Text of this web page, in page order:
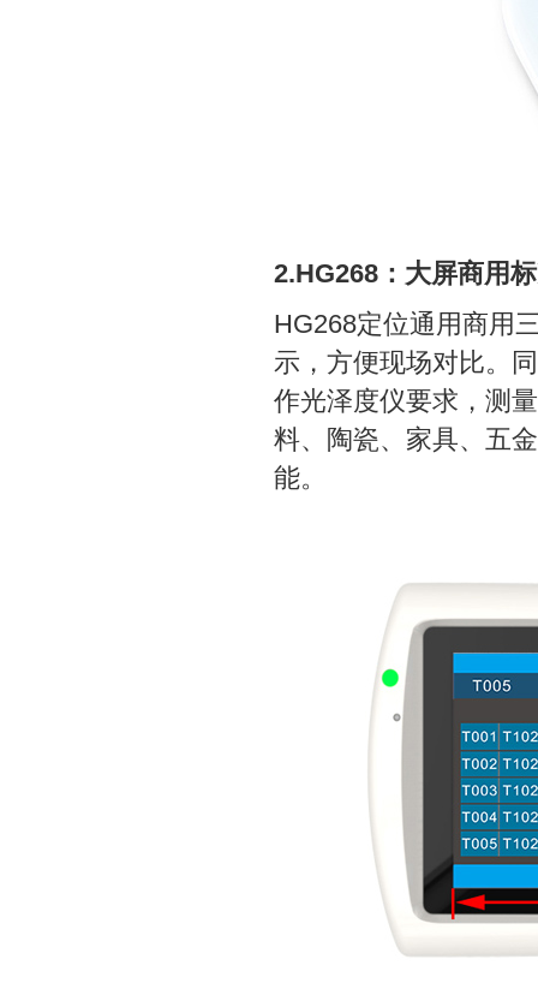
2.HG268：大屏商用
HG268定位通用商用
示，方便现场对比。
作光泽度仪要求，测
料、陶瓷、家具、五
能。